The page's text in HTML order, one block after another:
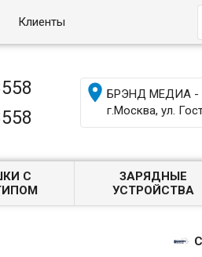
Клиенты
БРЭНД МЕДИА -
г.Москва, ул.
С
ЗАРЯДНЫЕ
УСТРОЙСТВА